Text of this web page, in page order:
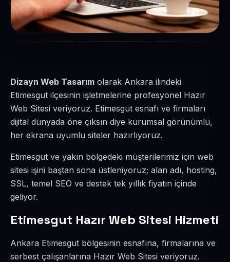
Dizayn Web Tasarım olarak Ankara ilindeki
Etimesgut ilçesinin işletmelerine profesyonel Hazır
Web Sitesi veriyoruz. Etimesgut esnafı ve firmaları
dijital dünyada öne çıksın diye kurumsal görünümlü,
her ekrana uyumlu siteler hazırlıyoruz.
Etimesgut ve yakın bölgedeki müşterilerimiz için web
sitesi işini baştan sona üstleniyoruz; alan adı, hosting,
SSL, temel SEO ve destek tek yıllık fiyatın içinde
geliyor.
Etimesgut Hazır Web Sitesi Hizmeti
Ankara Etimesgut bölgesinin esnafına, firmalarına ve
serbest çalışanlarına Hazır Web Sitesi veriyoruz.